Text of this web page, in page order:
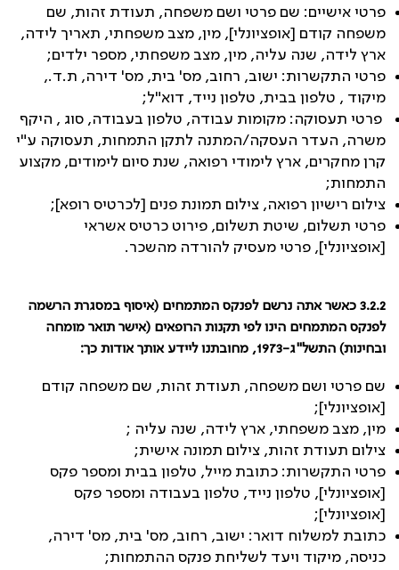
פרטי אישיים: שם פרטי ושם משפחה, תעודת זהות, שם
משפחה קודם [אופציונלי], מין, מצב משפחתי, תאריך לידה,
ארץ לידה, שנה עליה, מין, מצב משפחתי, מספר ילדים;
פרטי התקשרות: ישוב, רחוב, מס' בית, מס' דירה, ת.ד.,
מיקוד , טלפון בבית, טלפון נייד, דוא"ל;
פרטי תעסוקה: מקומות עבודה, טלפון בעבודה, סוג , היקף
משרה, העדר העסקה/המתנה לתקן התמחות, תעסוקה ע"י
קרן מחקרים, ארץ לימודי רפואה, שנת סיום לימודים, מקצוע
התמחות;
צילום רישיון רפואה, צילום תמונת פנים [לכרטיס רופא];
פרטי תשלום, שיטת תשלום, פירוט כרטיס אשראי
[אופציונלי], פרטי מעסיק להורדה מהשכר.
3.2.2 כאשר אתה נרשם לפנקס המתמחים (איסוף במסגרת הרשמה
לפנקס המתמחים הינו לפי תקנות הרופאים (אישר תואר מומחה
ובחינות) התשל"ג-1973, מחובתנו ליידע אותך אודות כך:
שם פרטי ושם משפחה, תעודת זהות, שם משפחה קודם
[אופציונלי];
מין, מצב משפחתי, ארץ לידה, שנה עליה ;
צילום תעודת זהות, צילום תמונה אישית;
פרטי התקשרות: כתובת מייל, טלפון בבית ומספר פקס
[אופציונלי], טלפון נייד, טלפון בעבודה ומספר פקס
[אופציונלי];
כתובת למשלוח דואר: ישוב, רחוב, מס' בית, מס' דירה,
כניסה, מיקוד ויעד לשליחת פנקס ההתמחות;